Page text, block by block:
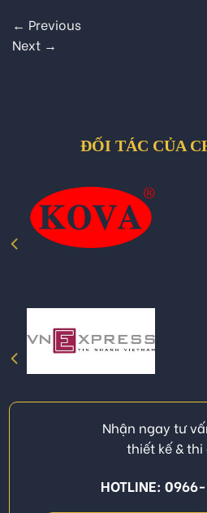
← Previous
Next →
ĐỐI TÁC CỦA
Nhận ngay tư
thiết kế & thi
HOTLINE: